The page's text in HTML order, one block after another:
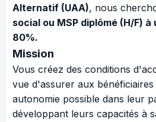
Alternatif (UAA), nous
social ou MSP diplômé (H/F)
80%.
Mission
Vous créez des conditions
vue d'assurer aux
autonomie possible dans leur
développant leurs capacités à